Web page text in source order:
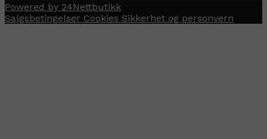
Powered by 24Nettbutikk
Salgsbetingelser Cookies Sikkerhet og personvern